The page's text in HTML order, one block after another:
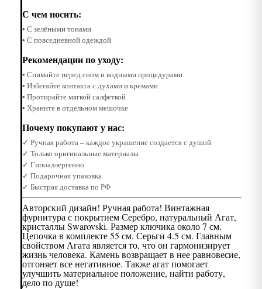
С чем носить:
• С зелёными тонами
• С повседневной одеждой
Рекомендации по уходу:
• Снимайте перед сном и водными процедурами
• Избегайте контакта с духами и кремами
• Протирайте мягкой салфеткой
• Храните в отдельном мешочке
Почему покупают у нас:
✓ Ручная работа – каждое украшение создается с душой
✓ Только оригинальные материалы
✓ Гипоаллергенно
✓ Подарочная упаковка
✓ Быстрая доставка по РФ
Авторский дизайн! Ручная работа! Винтажная
фурнитура с покрытием Серебро, натуральный Агат,
кристаллы Swarovski. Размер ключика около 7 см.
Цепочка в комплекте 55 см. Серьги 4.5 см. Главным
свойством Агата является то, что он гармонизирует
жизнь человека. Камень возвращает в нее равновесие,
отгоняет все негативное. Также агат помогает
улучшить материальное положение, найти работу,
дело по душе!